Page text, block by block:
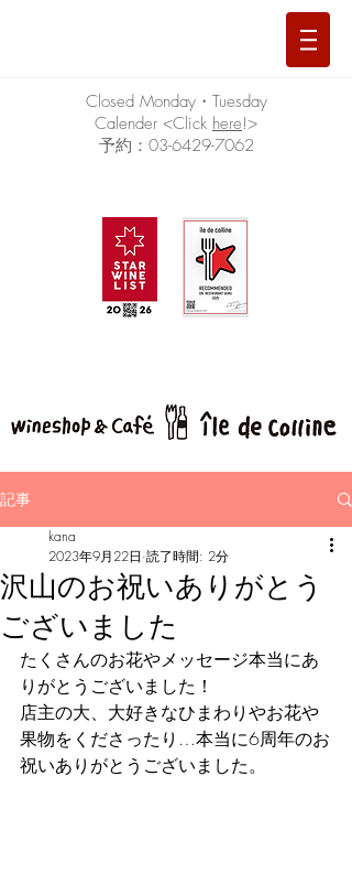
Closed Monday・Tuesday
Calender <Click here!>
予約：03-6429-7062
記事
沢山のお祝いありがとう
ございました
kana
2023年9月22日 読了時間: 2分
たくさんのお花やメッセージ本当にあ
りがとうございました！
店主の大、大好きなひまわりやお花や
果物をくださったり…本当に6周年のお
祝いありがとうございました。